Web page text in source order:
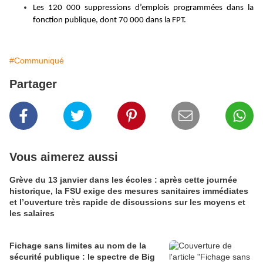
Les 120 000 suppressions d’emplois programmées dans la
fonction publique, dont 70 000 dans la FPT.
#Communiqué
Partager
Vous aimerez aussi
Grève du 13 janvier dans les écoles : après cette journée
historique, la FSU exige des mesures sanitaires immédiates
et l’ouverture très rapide de discussions sur les moyens et
les salaires
Fichage sans limites au nom de la
sécurité publique : le spectre de Big